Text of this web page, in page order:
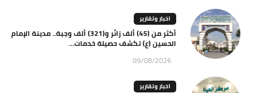
اخبار وتقارير
أكثر من (45) ألف زائر و(321) ألف وجبة.. مدينة الإمام
الحسين (ع) تكشف حصيلة خدمات...
09/08/2026
اخبار وتقارير